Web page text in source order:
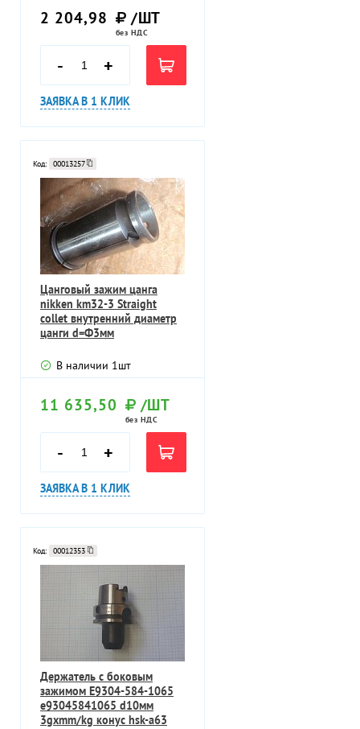
2 204,98 /ШТ
без НДС
- +
ЗАЯВКА В 1 КЛИК
Код: 00013257
Цанговый зажим цанга
nikken km32-3 Straight
collet внутренний диаметр
цанги d=Ф3мм
В наличии 1шт
11 635,50 /ШТ
без НДС
- +
ЗАЯВКА В 1 КЛИК
Код: 00012353
Держатель с боковым
зажимом E9304-584-1065
e93045841065 d10мм
3gхmm/kg конус hsk-a63